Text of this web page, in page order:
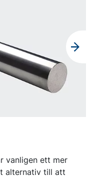
vanligen ett mer
alternativ till att